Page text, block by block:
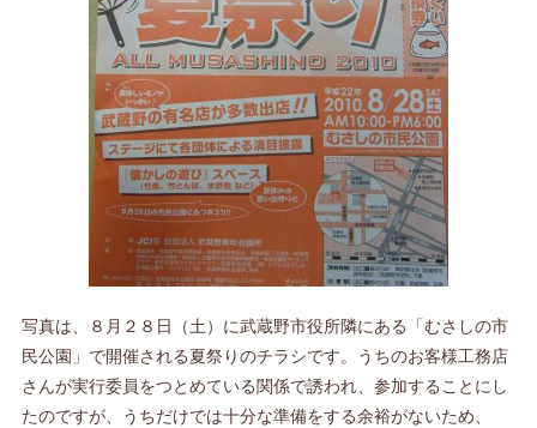
写真は、８月２８日（土）に武蔵野市役所隣にある「むさしの市
民公園」で開催される夏祭りのチラシです。うちのお客様工務店
さんが実行委員をつとめている関係で誘われ、参加することにし
たのですが、うちだけでは十分な準備をする余裕がないため、